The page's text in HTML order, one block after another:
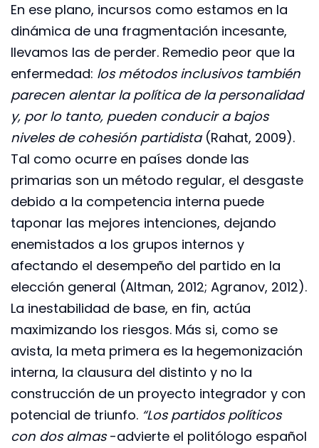
En ese plano, incursos como estamos en la
dinámica de una fragmentación incesante,
llevamos las de perder. Remedio peor que la
enfermedad: los métodos inclusivos también
parecen alentar la política de la personalidad
y, por lo tanto, pueden conducir a bajos
niveles de cohesión partidista(Rahat, 2009).
Tal como ocurre en países donde las
primarias son un método regular, el desgaste
debido a la competencia interna puede
taponar las mejores intenciones, dejando
enemistados a los grupos internos y
afectando el desempeño del partido en la
elección general (Altman, 2012; Agranov, 2012).
La inestabilidad de base, en fin, actúa
maximizando los riesgos. Más si, como se
avista, la meta primera es la hegemonización
interna, la clausura del distinto y no la
construcción de un proyecto integrador y con
potencial de triunfo. “Los partidos políticos
con dos almas-advierte el politólogo español